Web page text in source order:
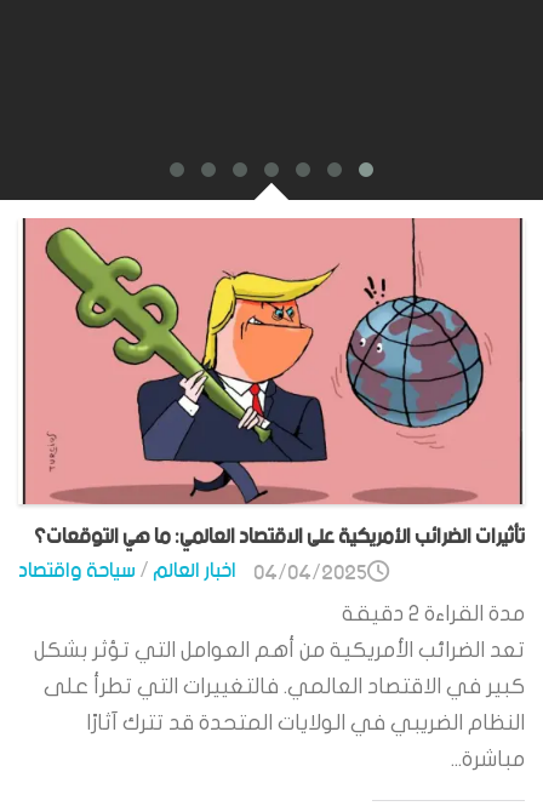
تأثيرات الضرائب الأمريكية على الاقتصاد العالمي: ما هي التوقعات؟
اخبار العالم/سياحة واقتصاد 04/04/2025
مدة القراءة 2 دقيقة
تعد الضرائب الأمريكية من أهم العوامل التي تؤثر بشكل
كبير في الاقتصاد العالمي. فالتغييرات التي تطرأ على
النظام الضريبي في الولايات المتحدة قد تترك آثارًا
مباشرة...